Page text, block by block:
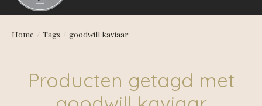
Home / Tags / goodwill kaviaar
Producten getagd met